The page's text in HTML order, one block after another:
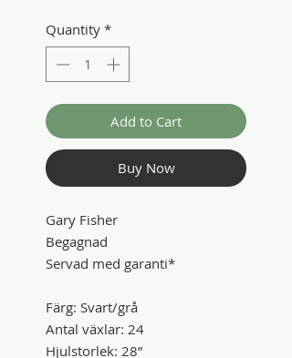
Quantity *
Add to Cart
Buy Now
Gary Fisher
Begagnad
Servad med garanti*
Färg: Svart/grå
Antal växlar: 24
Hjulstorlek: 28”